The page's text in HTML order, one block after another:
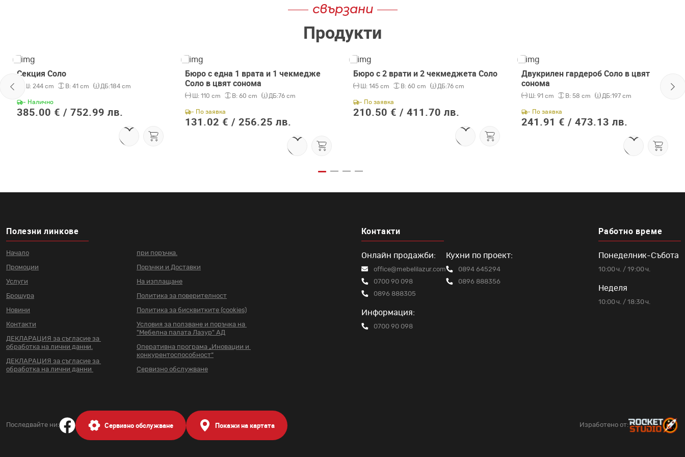
свързани
Продукти
Секция Соло
Ш: 244 cm В: 41 cm ДБ:184 cm
- Налично
385.00 € / 752.99 лв.
Бюро с една 1 врата и 1 чекмедже
Соло в цвят сонома
Ш: 110 cm В: 60 cm ДБ:76 cm
- По заявка
131.02 € / 256.25 лв.
Бюро с 2 врати и 2 чекмеджета Соло
Ш: 145 cm В: 60 cm ДБ:76 cm
- По заявка
210.50 € / 411.70 лв.
Двукрилен гардероб Соло в цвят
сонома
Ш: 91 cm В: 58 cm ДБ:197 cm
- По заявка
241.91 € / 473.13 лв.
Полезни линкове
Начало
Промоции
Услуги
Брошура
Новини
Контакти
ДЕКЛАРАЦИЯ за съгласие за
обработка на лични данни.
ДЕКЛАРАЦИЯ за съгласие за
обработка на лични данни
при поръчка.
Поръчки и Доставки
На изплащане
Политика за поверителност
Политика за бисквитките (cookies)
Условия за ползване и поръчка на
"Мебелна палата Лазур" АД
Оперативна програма „Иновации и
конкурентоспособност“
Сервизно обслужване
Контакти
Онлайн продажби:
office@mebelilazur.com
0700 90 098
0896 888305
Информация:
0700 90 098
Кухни по проект:
0894 645294
0896 888356
Работно време
Понеделник-Събота
10:00 ч. / 19:00 ч.
Неделя
10:00 ч. / 18:30 ч.
Последвайте ни: Сервизно обслужване Покажи на картата Изработено от: